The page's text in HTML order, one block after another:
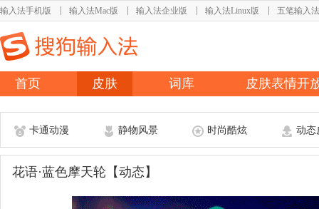
输入法手机版 输入法Mac版 输入法企业版 输入法Linux版 五笔输入法
首页 皮肤 词库 皮肤表情开
卡通动漫 静物风景 时尚酷炫 动态
花语·蓝色摩天轮【动态】